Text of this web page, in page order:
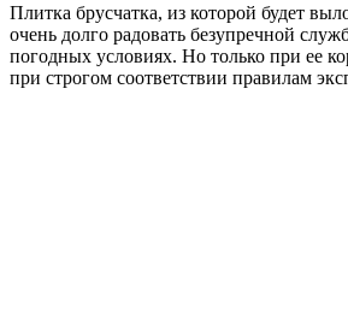
Плитка брусчатка, из которой будет
очень долго радовать безупречной
погодных условиях. Но только при ее
при строгом соответствии правилам